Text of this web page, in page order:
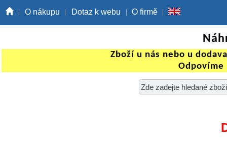
O nákupu Dotaz k webu O firmě
Zboží u nás nebo u
Odpovíme